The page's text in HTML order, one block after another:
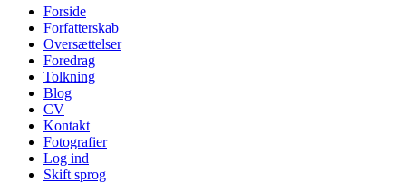
Forside
Forfatterskab
Oversættelser
Foredrag
Tolkning
Blog
CV
Kontakt
Fotografier
Log ind
Skift sprog